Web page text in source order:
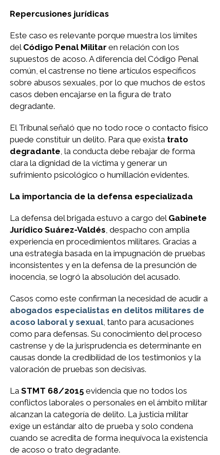
Repercusiones jurídicas
Este caso es relevante porque muestra los límites
del Código Penal Militar en relación con los
supuestos de acoso. A diferencia del Código Penal
común, el castrense no tiene artículos específicos
sobre abusos sexuales, por lo que muchos de estos
casos deben encajarse en la figura de trato
degradante.
El Tribunal señaló que no todo roce o contacto físico
puede constituir un delito. Para que exista trato
degradante , la conducta debe rebajar de forma
clara la dignidad de la víctima y generar un
sufrimiento psicológico o humillación evidentes.
La importancia de la defensa especializada
La defensa del brigada estuvo a cargo del Gabinete
Jurídico Suárez-Valdés , despacho con amplia
experiencia en procedimientos militares. Gracias a
una estrategia basada en la impugnación de pruebas
inconsistentes y en la defensa de la presunción de
inocencia, se logró la absolución del acusado.
Casos como este confirman la necesidad de acudir a
abogados especialistas en delitos militares de
acoso laboral y sexual, tanto para acusaciones
como para defensas. Su conocimiento del proceso
castrense y de la jurisprudencia es determinante en
causas donde la credibilidad de los testimonios y la
valoración de pruebas son decisivas.
La STMT 68/2015 evidencia que no todos los
conflictos laborales o personales en el ámbito militar
alcanzan la categoría de delito. La justicia militar
exige un estándar alto de prueba y solo condena
cuando se acredita de forma inequívoca la existencia
de acoso o trato degradante.